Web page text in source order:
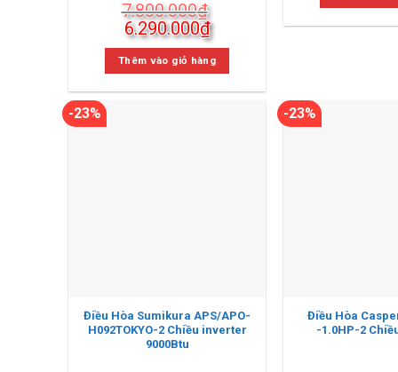
7.800.000₫
Giá
gốc
là:
7.800.000₫.
6.290.000₫Giá
hiện
tại
là:
6.290.000₫.
Thêm vào giỏ hàng
-23%
Điều Hòa Sumikura APS/APO-
H092TOKYO-2 Chiều inverter
9000Btu
-23%
Điều Hòa
-1.0HP-2